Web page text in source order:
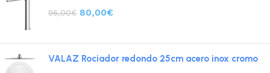
96,00€ 80,00€
VALAZ Rociador redondo 25cm acero inox cromo